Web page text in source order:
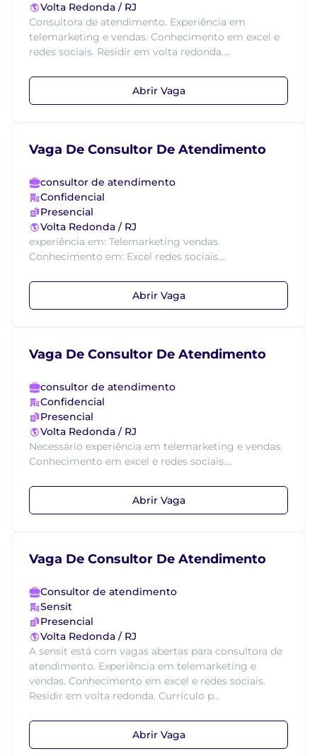
Volta Redonda / RJ
Consultora de atendimento. Experiência em
telemarketing e vendas. Conhecimento em excel e
redes sociais. Residir em volta redonda....
Abrir Vaga
Vaga De Consultor De Atendimento
consultor de atendimento
Confidencial
Presencial
Volta Redonda / RJ
experiência em: Telemarketing vendas.
Conhecimento em: Excel redes sociais....
Abrir Vaga
Vaga De Consultor De Atendimento
consultor de atendimento
Confidencial
Presencial
Volta Redonda / RJ
Necessário experiência em telemarketing e vendas.
Conhecimento em excel e redes sociais....
Abrir Vaga
Vaga De Consultor De Atendimento
Consultor de atendimento
Sensit
Presencial
Volta Redonda / RJ
A sensit está com vagas abertas para consultora de
atendimento. Experiência em telemarketing e
vendas. Conhecimento em excel e redes sociais.
Residir em volta redonda. Currículo p...
Abrir Vaga